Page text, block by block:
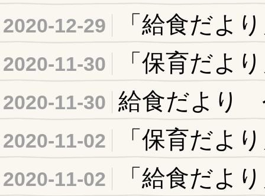
2020-12-29 「給食だ
2020-11-30 「保育だ
2020-11-30 給食だより
2020-11-02 「保育だ
2020-11-02 「給食だ